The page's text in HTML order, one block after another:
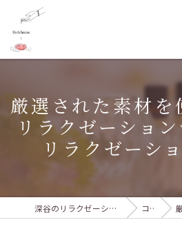
厳選された素材を
リラクゼーショ
リラクゼーシ
深谷のリラクゼーションならRie's house コラム